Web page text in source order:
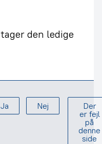
den ledige
Ja Nej
Der
er fejl
på
denne
side